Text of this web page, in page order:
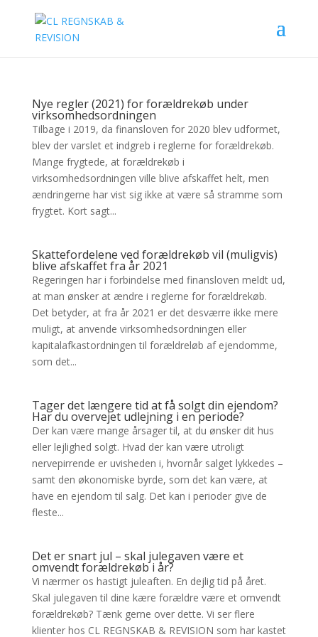
Nye regler (2021) for forældrekøb under
virksomhedsordningen
Tilbage i 2019, da finansloven for 2020 blev udformet,
blev der varslet et indgreb i reglerne for forældrekøb.
Mange frygtede, at forældrekøb i
virksomhedsordningen ville blive afskaffet helt, men
ændringerne har vist sig ikke at være så stramme som
frygtet. Kort sagt...
Skattefordelene ved forældrekøb vil (muligvis)
blive afskaffet fra år 2021
Regeringen har i forbindelse med finansloven meldt ud,
at man ønsker at ændre i reglerne for forældrekøb.
Det betyder, at fra år 2021 er det desværre ikke mere
muligt, at anvende virksomhedsordningen eller
kapitalafkastordningen til forældreløb af ejendomme,
som det...
Tager det længere tid at få solgt din ejendom?
Har du overvejet udlejning i en periode?
Der kan være mange årsager til, at du ønsker dit hus
eller lejlighed solgt. Hvad der kan være utroligt
nervepirrende er uvisheden i, hvornår salget lykkedes –
samt den økonomiske byrde, som det kan være, at
have en ejendom til salg. Det kan i perioder give de
fleste...
Det er snart jul – skal julegaven være et
omvendt forældrekøb i år?
Vi nærmer os hastigt juleaften. En dejlig tid på året.
Skal julegaven til dine kære forældre være et omvendt
forældrekøb? Tænk gerne over dette. Vi ser flere
klienter hos CL REGNSKAB & REVISION som har kastet